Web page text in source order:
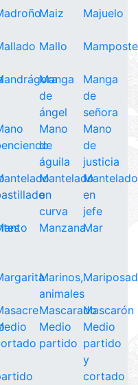
Maiz Majuelo
Mallo
Manga
de
ángel
Manga
de
señora
Mano
de
águila
Mano
de
justicia
Mantelado
en
curva
Mantelado
en
jefe
ManzanaMar
Marinos,
animales
MascaradoMascarón
Medio
partido
Medio
partido
y
cortado